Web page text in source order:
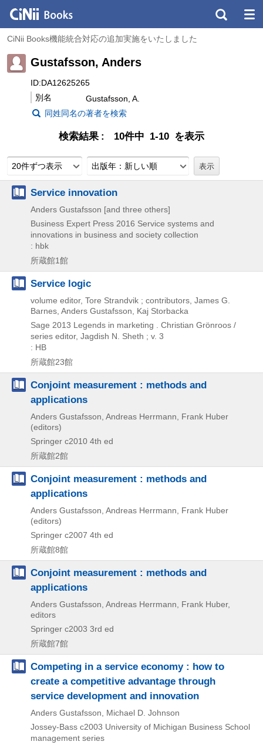
CiNii Books機能統合対応の追加実施をいたしました
Gustafsson, Anders
ID:DA12625265
別名
Gustafsson, A.
同姓同名の著者を検索
検索結果 10件中 1-10 を表示
20件ずつ表示 出版年：新しい順
Service innovation
Anders Gustafsson [and three others]
Business Expert Press 2016 Service systems and
innovations in business and society collection
: hbk
所蔵館1館
Service logic
volume editor, Tore Strandvik ; contributors, James G.
Barnes, Anders Gustafsson, Kaj Storbacka
Sage 2013 Legends in marketing . Christian Grönroos /
series editor, Jagdish N. Sheth ; v. 3
: HB
所蔵館23館
Conjoint measurement : methods and
applications
Anders Gustafsson, Andreas Herrmann, Frank Huber
(editors)
Springer c2010 4th ed
所蔵館2館
Conjoint measurement : methods and
applications
Anders Gustafsson, Andreas Herrmann, Frank Huber
(editors)
Springer c2007 4th ed
所蔵館8館
Conjoint measurement : methods and
applications
Anders Gustafsson, Andreas Herrmann, Frank Huber,
editors
Springer c2003 3rd ed
所蔵館7館
Competing in a service economy : how to
create a competitive advantage through
service development and innovation
Anders Gustafsson, Michael D. Johnson
Jossey-Bass c2003 University of Michigan Business School
management series